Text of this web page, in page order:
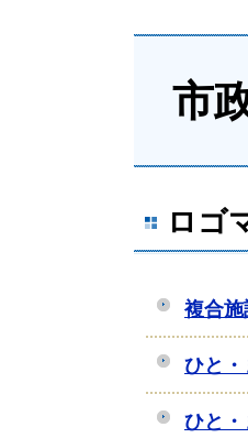
市
ロゴ
複合施
ひと・
ひと